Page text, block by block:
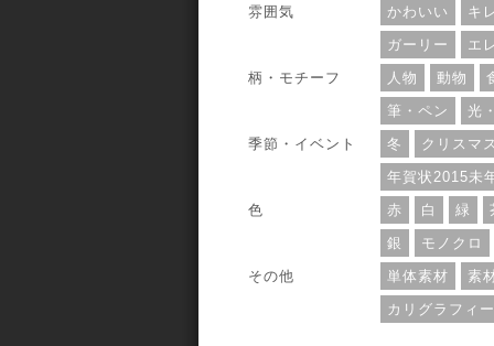
雰囲気
かわいい
キ
ガーリー
エ
柄・モチーフ
人物 動物
筆・ペン
光
季節・イベント
冬
クリスマ
年賀状2015未
色
赤 白 緑
銀
モノクロ
その他
単体素材
素
カリグラフィ